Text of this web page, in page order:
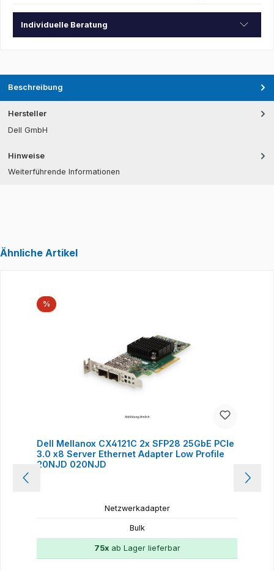
Individuelle Beratung
Beschreibung
Hersteller
Dell GmbH
Hinweise
Weiterführende Informationen
Ähnliche Artikel
%Rabatt
Dell Mellanox CX4121C 2x SFP28 25GbE PCIe
3.0 x8 Server Ethernet Adapter Low Profile
20NJD 020NJD
Netzwerkadapter
Bulk
75xab Lager lieferbar